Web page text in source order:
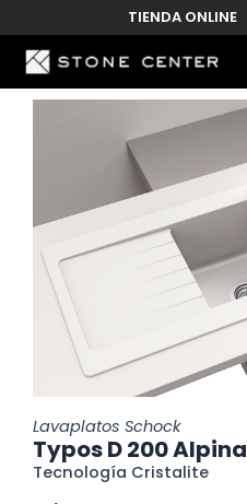
to
content
TIENDA ONLINE
Lavaplatos Schock
Typos D 200 Alpina
Tecnología Cristalite